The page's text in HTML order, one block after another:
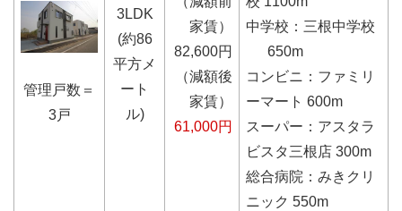
管理戸数＝
3戸
3LDK
(約86
平方メ
ート
ル)
家賃）
82,600円
（減額後
家賃）
61,000円
中学校：三根中学校
650m
コンビニ：ファミリ
ーマート 600m
スーパー：アスタラ
ビスタ三根店 300m
総合病院：みきクリ
ニック 550m